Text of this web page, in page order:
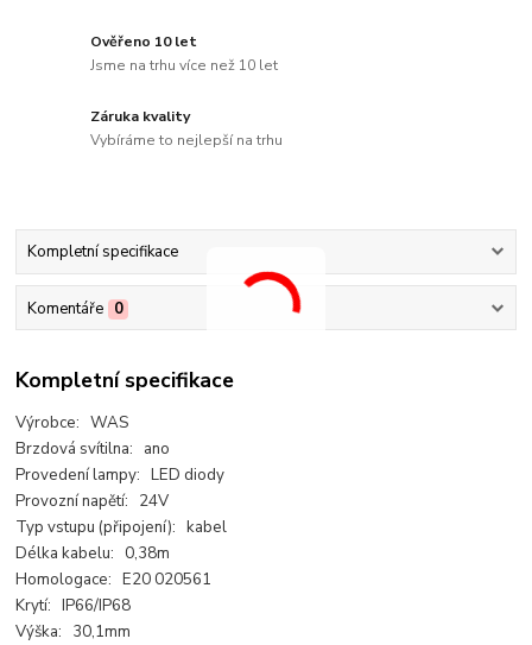
Ověřeno 10 let
Jsme na trhu více než 10 let
Záruka kvality
Vybíráme to nejlepší na trhu
Kompletní specifikace
Komentáře 0
Kompletní specifikace
Výrobce: WAS
Brzdová svítilna: ano
Provedení lampy: LED diody
Provozní napětí: 24V
Typ vstupu (připojení): kabel
Délka kabelu: 0,38m
Homologace: E20 020561
Krytí: IP66/IP68
Výška: 30,1mm